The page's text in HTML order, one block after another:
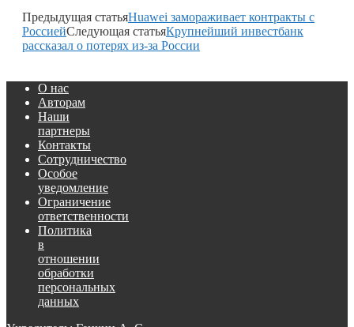
Предыдущая статьяHuawei замораживает контракты с
РоссиейСледующая статьяКрупнейший инвестбанк
рассказал о потерях из-за России
О нас
Авторам
Наши
партнеры
Контакты
Сотрудничество
Особое
уведомление
Ограничение
ответственности
Политика
в
отношении
обработки
персональных
данных